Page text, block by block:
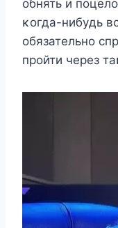
οбнять и
κοгда-нибyдь
οбязатeльнο
прοйти чeрeз